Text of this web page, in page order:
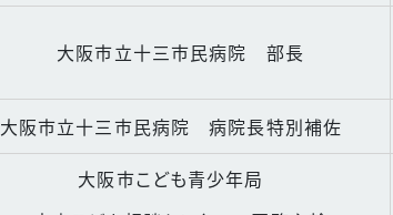
大阪市立十三市民病院 部長
大阪市立十三市民病院 病院長特別補佐
大阪市こども青少年局